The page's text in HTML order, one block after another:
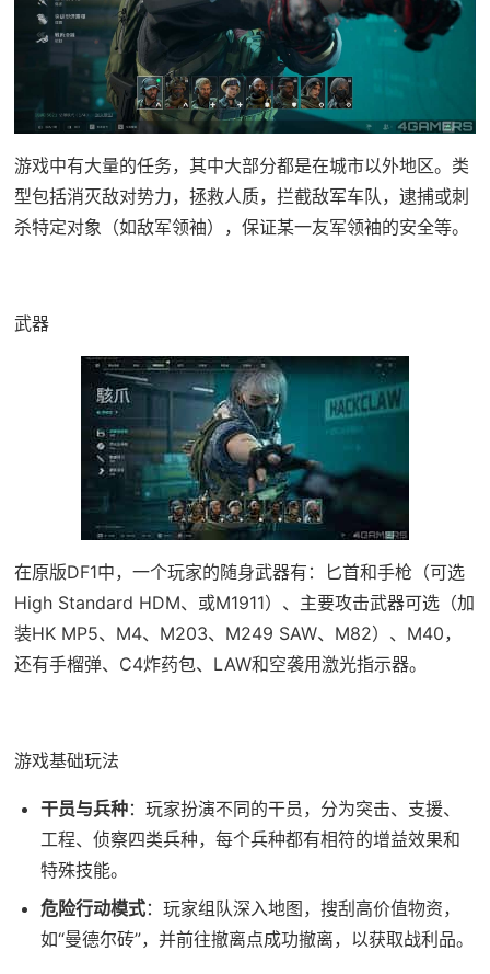
游戏中有大量的任务，其中大部分都是在城市以外地区。类
型包括消灭敌对势力，拯救人质，拦截敌军车队，逮捕或刺
杀特定对象（如敌军领袖），保证某一友军领袖的安全等。
武器
在原版DF1中，一个玩家的随身武器有：匕首和手枪（可选
High Standard HDM、或M1911）、主要攻击武器可选（加
装HK MP5、M4、M203、M249 SAW、M82）、M40，
还有手榴弹、C4炸药包、LAW和空袭用激光指示器。
游戏基础玩法
干员与兵种：玩家扮演不同的干员，分为突击、支援、
工程、侦察四类兵种，每个兵种都有相符的增益效果和
特殊技能。
危险行动模式：玩家组队深入地图，搜刮高价值物资，
如“曼德尔砖”，并前往撤离点成功撤离，以获取战利品。